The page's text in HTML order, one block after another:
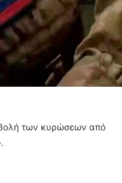
των κυρώσεων από